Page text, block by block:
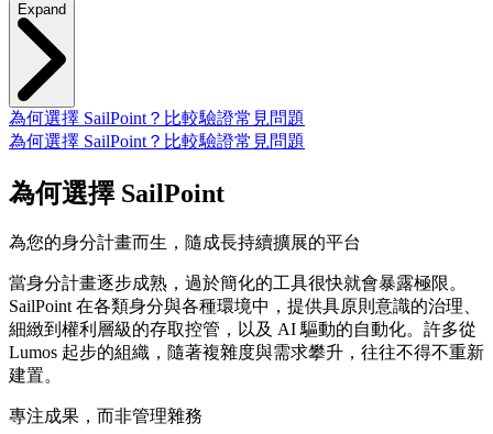
Expand
為何選擇 SailPoint？ 比較驗證常見問題
為何選擇 SailPoint？ 比較驗證常見問題
為何選擇 SailPoint
為您的身分計畫而生，隨成長持續擴展的平台
當身分計畫逐步成熟，過於簡化的工具很快就會暴露極限。
SailPoint 在各類身分與各種環境中，提供具原則意識的治理、
細緻到權利層級的存取控管，以及 AI 驅動的自動化。許多從
Lumos 起步的組織，隨著複雜度與需求攀升，往往不得不重新
建置。
專注成果，而非管理雜務